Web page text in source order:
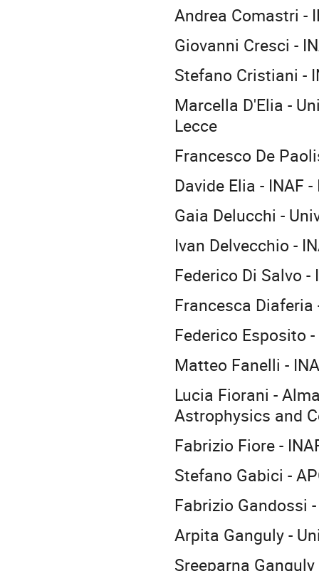
Andrea Comastri -
Giovanni Cresci -
Stefano Cristiani -
Marcella D'Elia -
Lecce
Francesco De
Davide Elia - INAF
Gaia Delucchi -
Ivan Delvecchio -
Federico Di Salvo
Francesca
Federico Esposito
Matteo Fanelli -
Lucia Fiorani -
Astrophysics and
Fabrizio Fiore -
Stefano Gabici -
Fabrizio Gandossi
Arpita Ganguly -
Sreeparna